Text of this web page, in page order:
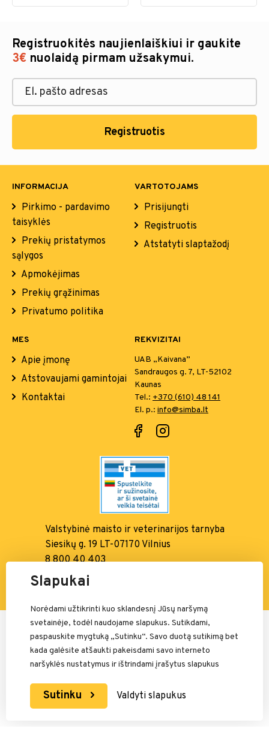
Registruokitės naujienlaiškiui ir gaukite
3€ nuolaidą pirmam užsakymui.
Registruotis
INFORMACIJA
Pirkimo - pardavimo
taisyklės
Prekių pristatymos
sąlygos
Apmokėjimas
Prekių grąžinimas
Privatumo politika
VARTOTOJAMS
Prisijungti
Registruotis
Atstatyti slaptažodį
MES
Apie įmonę
Atstovaujami gamintojai
Kontaktai
REKVIZITAI
UAB „Kaivana”
Sandraugos g. 7, LT-52102
Kaunas
Tel.: +370 (610) 48 141
El. p.: info@simba.lt
Valstybinė maisto ir veterinarijos tarnyba
Siesikų g. 19 LT-07170 Vilnius
8 800 40 403
info@vmvt.lt, www.vmvt.lt
Mokėjimais rūpinasi:
Slapukai
Norėdami užtikrinti kuo sklandesnį Jūsų naršymą
svetainėje, todėl naudojame slapukus. Sutikdami,
paspauskite mygtuką „Sutinku“. Savo duotą sutikimą bet
kada galėsite atšaukti pakeisdami savo interneto
naršyklės nustatymus ir ištrindami įrašytus slapukus
Sutinku Valdyti slapukus